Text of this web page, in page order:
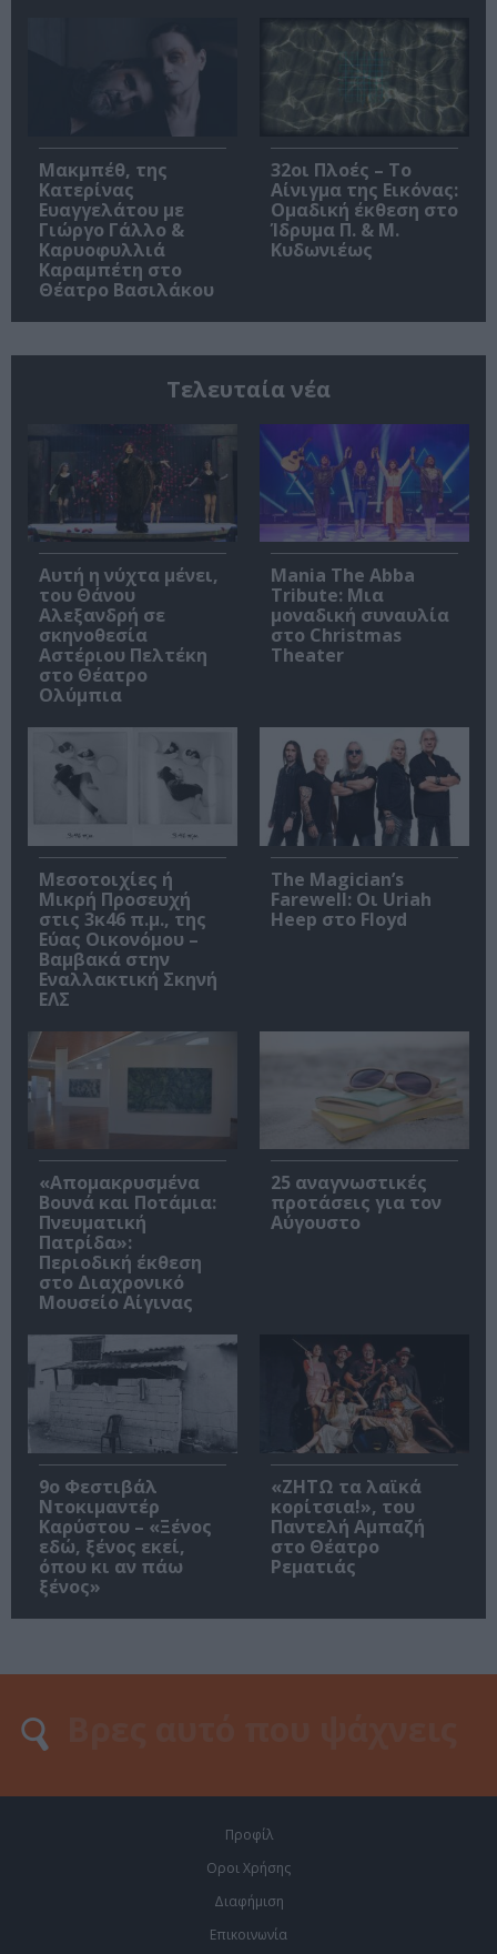
Μακμπέθ, της
Κατερίνας
Ευαγγελάτου με
Γιώργο Γάλλο &
Καρυοφυλλιά
Καραμπέτη στο
Θέατρο Βασιλάκου
32οι Πλοές – Το
Αίνιγμα της Εικόνας:
Ομαδική έκθεση στο
Ίδρυμα Π. & Μ.
Κυδωνιέως
Τελευταία νέα
Αυτή η νύχτα μένει,
του Θάνου
Αλεξανδρή σε
σκηνοθεσία
Αστέριου Πελτέκη
στο Θέατρο
Ολύμπια
Mania The Abba
Tribute: Μια
μοναδική συναυλία
στο Christmas
Theater
Μεσοτοιχίες ή
Μικρή Προσευχή
στις 3κ46 π.μ., της
Εύας Οικονόμου –
Βαμβακά στην
Εναλλακτική Σκηνή
ΕΛΣ
The Magician’s
Farewell: Οι Uriah
Heep στο Floyd
«Απομακρυσμένα
Βουνά και Ποτάμια:
Πνευματική
Πατρίδα»:
Περιοδική έκθεση
στο Διαχρονικό
Μουσείο Αίγινας
25 αναγνωστικές
προτάσεις για τον
Αύγουστο
9ο Φεστιβάλ
Ντοκιμαντέρ
Καρύστου – «Ξένος
εδώ, ξένος εκεί,
όπου κι αν πάω
ξένος»
«ΖΗΤΩ τα λαϊκά
κορίτσια!», του
Παντελή Αμπαζή
στο Θέατρο
Ρεματιάς
Προφίλ
Οροι Χρήσης
Διαφήμιση
Επικοινωνία